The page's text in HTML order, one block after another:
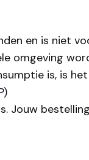
en is niet
omgeving
is, is
Jouw